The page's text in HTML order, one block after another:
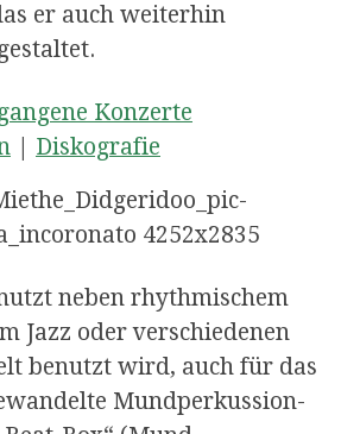
er auch weiterhin
Konzerte
Diskografie
neben rhythmischem
Jazz oder verschiedenen
benutzt wird, auch für das
Mundperkussion-